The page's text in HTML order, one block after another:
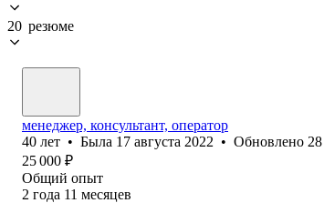
20 резюме
менеджер, консультант, оператор
40 лет • Была 17 августа 2022 • Обновлено
25 000 ₽
Общий опыт
2 года 11 месяцев